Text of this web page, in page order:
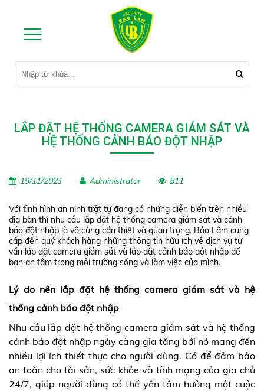
LẮP ĐẶT HỆ THỐNG CAMERA GIÁM SÁT VÀ
HỆ THỐNG CẢNH BÁO ĐỘT NHẬP
19/11/2021 Administrator 811
Với tình hình an ninh trật tự đang có những diễn biến trên nhiều
địa bàn thì nhu cầu lắp đặt hệ thống camera giám sát và cảnh
báo đột nhập là vô cùng cần thiết và quan trọng. Bảo Lâm cung
cấp đến quý khách hàng những thông tin hữu ích về dịch vụ tư
vấn lắp đặt camera giám sát và lắp đặt cảnh báo đột nhập để
bạn an tâm trong môi trường sống và làm việc của mình.
Lý do nên lắp đặt hệ thống camera giám sát và hệ
thống cảnh báo đột nhập
Nhu cầu lắp đặt hệ thống camera giám sát và hệ thống
cảnh báo đột nhập ngày càng gia tăng bởi nó mang đến
nhiều lợi ích thiết thực cho người dùng. Có để đảm bảo
an toàn cho tài sản, sức khỏe và tính mạng của gia chủ
24/7, giúp người dùng có thể yên tâm hưởng một cuộc